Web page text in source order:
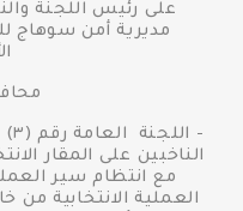
على رئيس اللجنة
مديرية أمن سوهاج
-
الناخبين على المقار
مع انتظام سير
العملية الانتخابية من